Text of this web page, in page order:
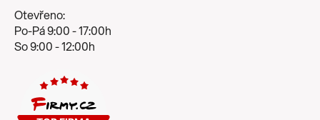
Otevřeno:
Po-Pá 9:00 - 17:00h
So 9:00 - 12:00h